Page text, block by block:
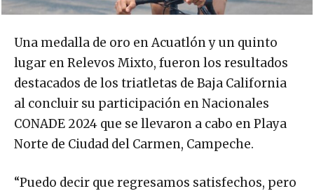
Una medalla de oro en Acuatlón y un quinto
lugar en Relevos Mixto, fueron los resultados
destacados de los triatletas de Baja California
al concluir su participación en Nacionales
CONADE 2024 que se llevaron a cabo en Playa
Norte de Ciudad del Carmen, Campeche.
“Puedo decir que regresamos satisfechos, pero